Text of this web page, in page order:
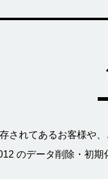
されてあるお客様や
のデータ削除・初期